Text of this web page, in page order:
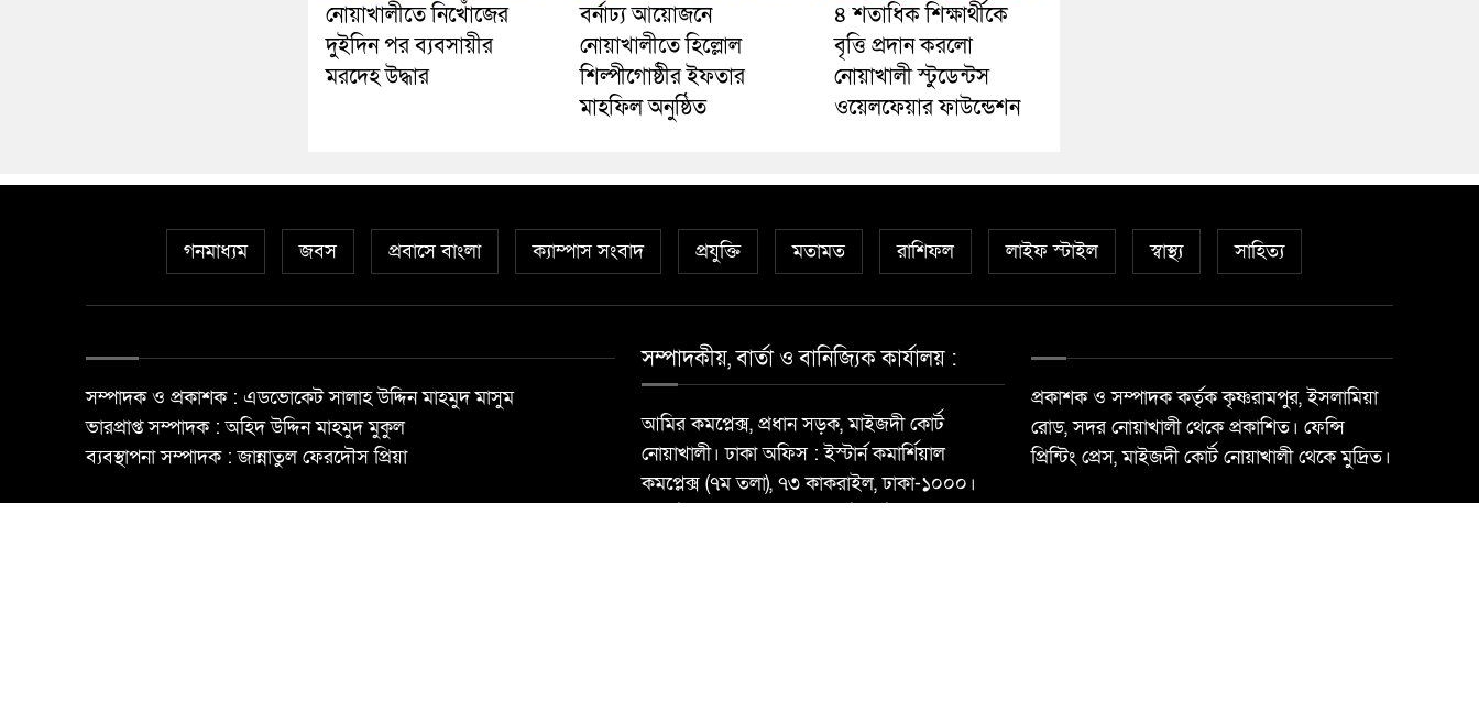
নোয়াখালীতে নিখোঁজের
দুইদিন পর ব্যবসায়ীর
মরদেহ উদ্ধার
বর্নাঢ্য আয়োজনে
নোয়াখালীতে হিল্লোল
শিল্পীগোষ্ঠীর ইফতার
মাহফিল অনুষ্ঠিত
৪ শতাধিক শিক্ষার্থীকে
বৃত্তি প্রদান করলো
নোয়াখালী স্টুডেন্টস
ওয়েলফেয়ার ফাউন্ডেশন
গনমাধ্যম জবস প্রবাসে বাংলা ক্যাম্পাস সংবাদ প্রযুক্তি মতামত রাশিফল লাইফ স্টাইল স্বাস্থ্য সাহিত্য
সম্পাদক ও প্রকাশক : এডভোকেট সালাহ উদ্দিন মাহমুদ মাসুম
ভারপ্রাপ্ত সম্পাদক : অহিদ উদ্দিন মাহমুদ মুকুল
ব্যবস্থাপনা সম্পাদক : জান্নাতুল ফেরদৌস প্রিয়া
সম্পাদকীয়, বার্তা ও বানিজ্যিক কার্যালয় :
আমির কমপ্লেক্স, প্রধান সড়ক, মাইজদী কোর্ট
নোয়াখালী। ঢাকা অফিস : ইস্টার্ন কমার্শিয়াল
কমপ্লেক্স (৭ম তলা), ৭৩ কাকরাইল, ঢাকা-১০০০।
প্রকাশক ও সম্পাদক কর্তৃক কৃষ্ণরামপুর, ইসলামিয়া
রোড, সদর নোয়াখালী থেকে প্রকাশিত। ফেন্সি
প্রিন্টিং প্রেস, মাইজদী কোর্ট নোয়াখালী থেকে মুদ্রিত।